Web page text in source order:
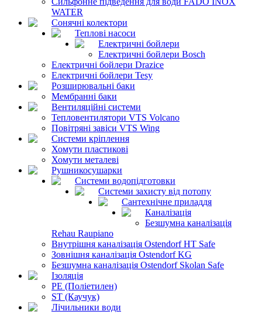
WATER
Сонячні колектори
Теплові насоси
Електричні бойлери
Електричні бойлери Bosch
Електричні бойлери Drazice
Електричні бойлери Tesy
Розширювальні баки
Мембранні баки
Вентиляційні системи
Тепловентилятори VTS Volcano
Повітряні завіси VTS Wing
Системи кріплення
Хомути пластикові
Хомути металеві
Рушникосушарки
Системи водопідготовки
Системи захисту від потопу
Сантехнічне приладдя
Каналізація
Безшумна каналізація
Rehau Raupiano
Внутрішня каналізація Ostendorf HT Safe
Зовнішня каналізація Ostendorf KG
Безшумна каналізація Ostendorf Skolan Safe
Ізоляція
PE (Поліетилен)
ST (Каучук)
Лічильники води